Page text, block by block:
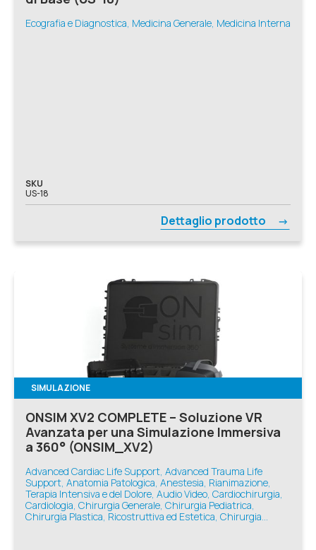
Ecografia e Diagnostica, Medicina Generale, Medicina Interna
SKU
US-18
Dettaglio prodotto
SIMULAZIONE
ONSIM XV2 COMPLETE – Soluzione VR
Avanzata per una Simulazione Immersiva
a 360° (ONSIM_XV2)
Advanced Cardiac Life Support, Advanced Trauma Life
Support, Anatomia Patologica, Anestesia, Rianimazione,
Terapia Intensiva e del Dolore, Audio Video, Cardiochirurgia,
Cardiologia, Chirurgia Generale, Chirurgia Pediatrica,
Chirurgia Plastica, Ricostruttiva ed Estetica, Chirurgia